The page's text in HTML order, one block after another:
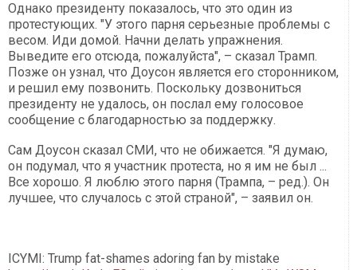
Однако президенту показалось, что это один из
протестующих. "У этого парня серьезные проблемы с
весом. Иди домой. Начни делать упражнения.
Выведите его отсюда, пожалуйста", – сказал Трамп.
Позже он узнал, что Доусон является его сторонником,
и решил ему позвонить. Поскольку дозвониться
президенту не удалось, он послал ему голосовое
сообщение с благодарностью за поддержку.
Сам Доусон сказал СМИ, что не обижается. "Я думаю,
он подумал, что я участник протеста, но я им не был ...
Все хорошо. Я люблю этого парня (Трампа, – ред.). Он
лучшее, что случалось с этой страной", – заявил он.
ICYMI: Trump fat-shames adoring fan by mistake